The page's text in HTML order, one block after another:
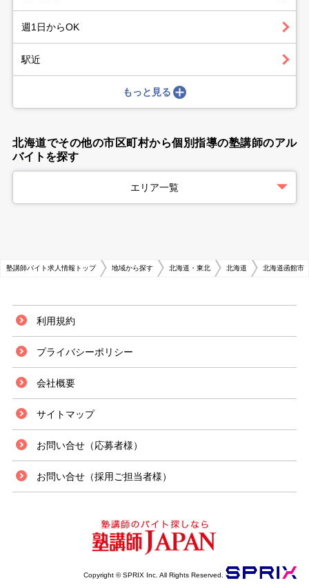
週1日からOK
駅近
もっと見る
北海道でその他の市区町村から個別指導の塾講師のアル
バイトを探す
エリア一覧
塾講師バイト求人情報トップ 地域から探す 北海道・東北 北海道 北海道函館市
利用規約
プライバシーポリシー
会社概要
サイトマップ
お問い合せ（応募者様）
お問い合せ（採用ご担当者様）
Copyright © SPRIX Inc. All Rights Reserved.